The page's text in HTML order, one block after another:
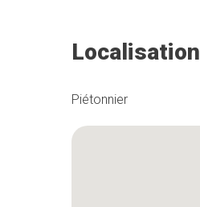
Localisation
Piétonnier